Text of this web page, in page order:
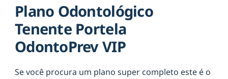
Plano Odontológico
Tenente Portela
OdontoPrev VIP
Se você procura um plano super completo este é o